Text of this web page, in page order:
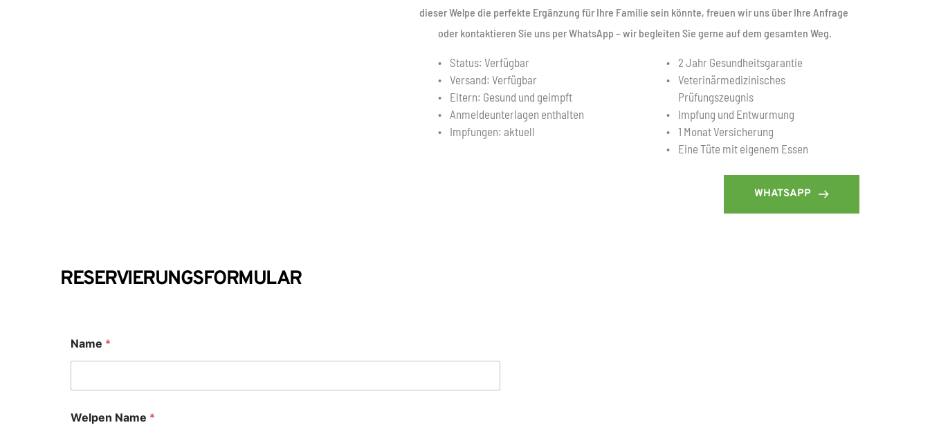
dieser Welpe die perfekte Ergänzung für Ihre Familie sein könnte, freuen wir uns über Ihre Anfrage
oder kontaktieren Sie uns per WhatsApp – wir begleiten Sie gerne auf dem gesamten Weg.
Status: Verfügbar
Versand: Verfügbar
Eltern: Gesund und geimpft
Anmeldeunterlagen enthalten
Impfungen: aktuell
2 Jahr Gesundheitsgarantie
Veterinärmedizinisches
Prüfungszeugnis
Impfung und Entwurmung
1 Monat Versicherung
Eine Tüte mit eigenem Essen
WHATSAPP
RESERVIERUNGSFORMULAR
Name *
Welpen Name *